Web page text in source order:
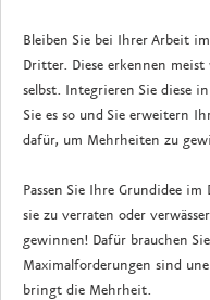
Bleiben Sie bei Ihrer Arbeit
Dritter. Diese erkennen meist
selbst. Integrieren Sie diese
Sie es so und Sie erweitern
dafür, um Mehrheiten zu
Passen Sie Ihre Grundidee
sie zu verraten oder
gewinnen! Dafür brauchen
Maximalforderungen sind
bringt die Mehrheit.